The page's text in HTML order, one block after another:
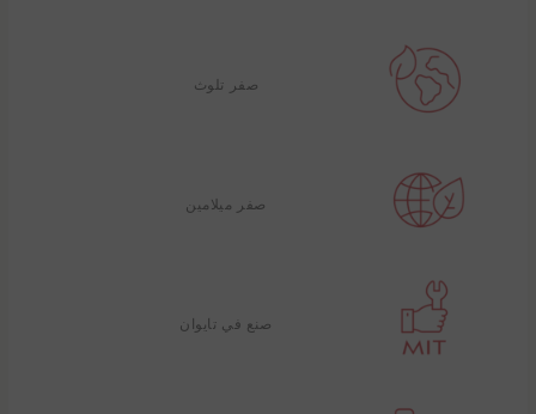
صفر تلوث
صفر ميلامين
صنع في تايوان